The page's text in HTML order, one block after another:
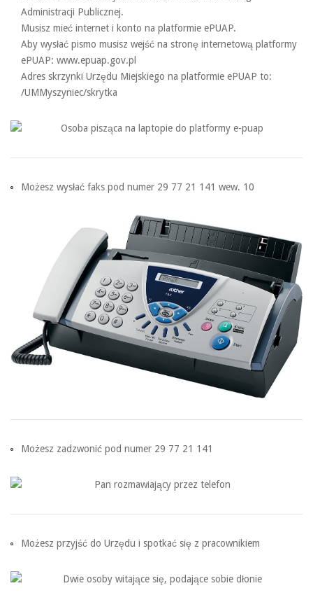
Administracji Publicznej.
Musisz mieć internet i konto na platformie ePUAP.
Aby wysłać pismo musisz wejść na stronę internetową platformy
ePUAP: www.epuap.gov.pl
Adres skrzynki Urzędu Miejskiego na platformie ePUAP to:
/UMMyszyniec/skrytka
Możesz wysłać faks pod numer 29 77 21 141 wew. 10
Możesz zadzwonić pod numer 29 77 21 141
Możesz przyjść do Urzędu i spotkać się z pracownikiem